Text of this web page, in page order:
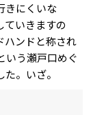
きにくいな
ていきますの
ハンドと称され
いう瀬戸口めぐ
。いざ。